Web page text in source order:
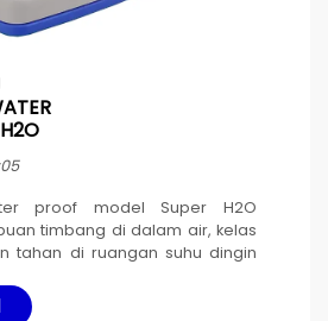
proof model Super H2O
timbang di dalam air, kelas
tahan di ruangan suhu dingin